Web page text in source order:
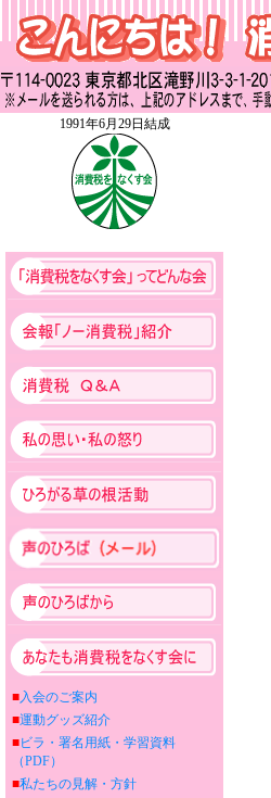
1991年6月29日結成
■入会のご案内
■運動グッズ紹介
■ビラ・署名用紙・学習資料
（PDF）
■私たちの見解・方針